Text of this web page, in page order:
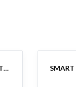
SMART WATCH Xiaomi 2 LITE Black